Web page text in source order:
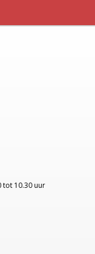
tot 10.30 uur